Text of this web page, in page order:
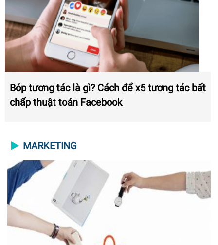
Bóp tương tác là gì? Cách để x5 tương tác bất
chấp thuật toán Facebook
MARKETING